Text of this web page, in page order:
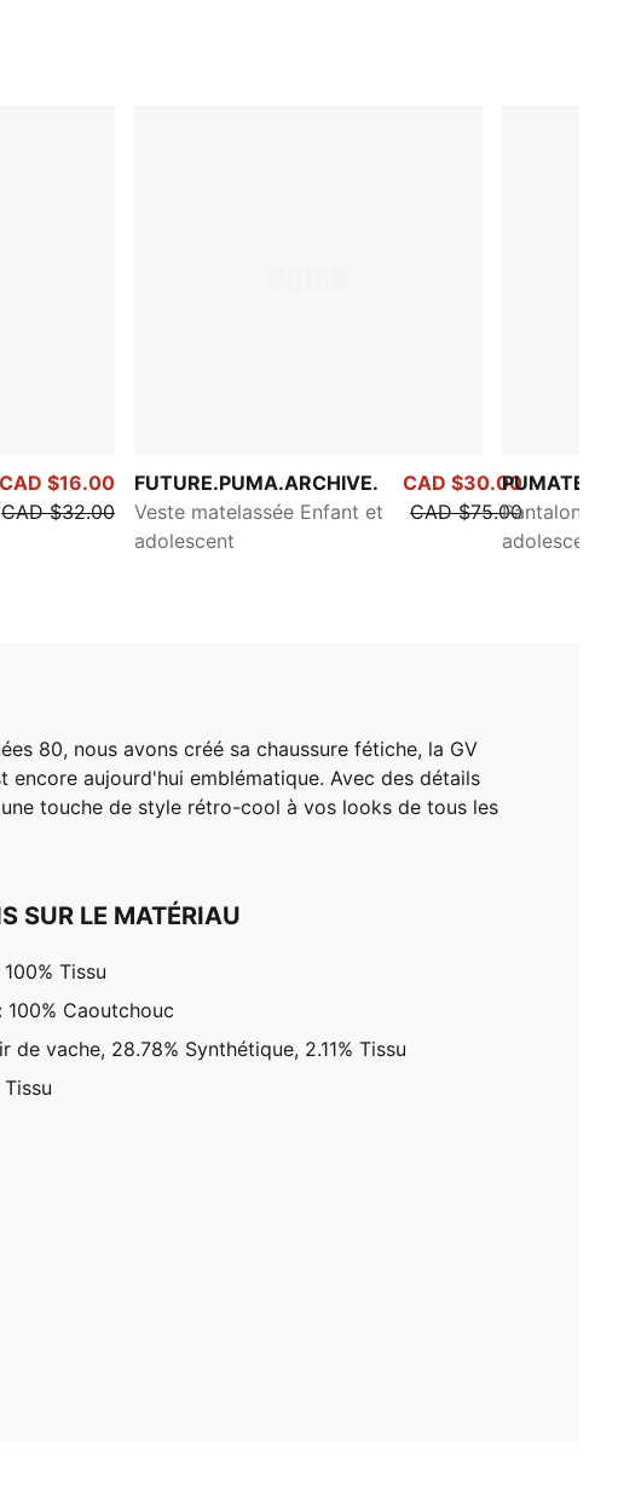
CAD $16.00
CAD $32.00
FUTURE.PUMA.ARCHIVE.
Veste matelassée Enfant et
adolescent
CAD $30.00
CAD $75.00
PUMATECH
Pantalon
adolescent
80, nous avons créé sa chaussure fétiche, la GV
aujourd'hui emblématique. Avec des détails
touche de style rétro-cool à vos looks de tous les
SUR LE MATÉRIAU
Tissu
100% Caoutchouc
de vache, 28.78% Synthétique, 2.11% Tissu